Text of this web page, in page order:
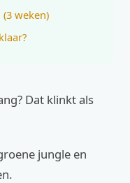
weken)
Dat klinkt als
jungle en